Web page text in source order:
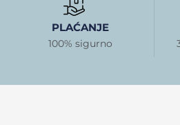
PLAĆANJE
100% sigurno